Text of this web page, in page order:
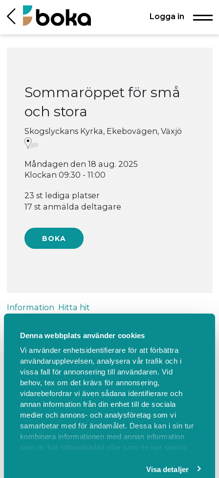
Denna webbplats använder cookies
Vi använder enhetsidentifierare för att förbättra
användarupplevelsen, analysera vår trafik och i
vissa fall för annonsering till användaren. Vid
behov, tex om det krävs för annonsering,
vidarebefordrar vi även sådana identifierare och
annan information från din enhet till de sociala
medier och annons- och analysföretag som vi
samarbetar med för ändamålet. Dessa kan i sin tur
kombinera informationen med annan information
som du har tillhandahållit eller som de har samlat
Visa detaljer
Logga in
Sommaröppet för små
och stora
Skogslyckans Kyrka, Ekebovägen, Växjö
Måndagen den 18 aug. 2025
Klockan 09:30 - 11:00
23 st lediga platser
17 st anmälda deltagare
Information Hitta hit
Sommaröppet för små och stora
Obs! Anmäl antal som kommer från din familj.
Sommaröppet för små och stora vuxna med barn
0-6 år.
Sångsamling med andakt, lek, gemenskap och fika.
Vi serverar kaffe, te, saft och vatten.Ta med eget
tilltugg.